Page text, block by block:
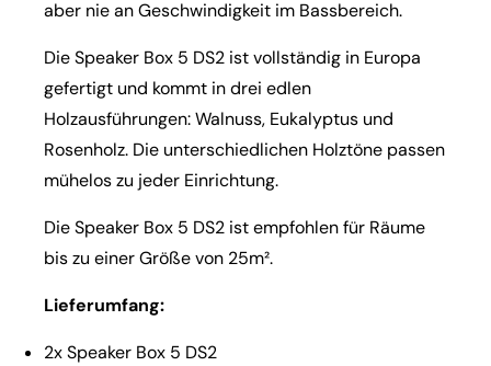
aber nie an Geschwindigkeit im Bassbereich.
Die Speaker Box 5 DS2 ist vollständig in Europa
gefertigt und kommt in drei edlen
Holzausführungen: Walnuss, Eukalyptus und
Rosenholz. Die unterschiedlichen Holztöne passen
mühelos zu jeder Einrichtung.
Die Speaker Box 5 DS2 ist empfohlen für Räume
bis zu einer Größe von 25m².
Lieferumfang:
2x Speaker Box 5 DS2